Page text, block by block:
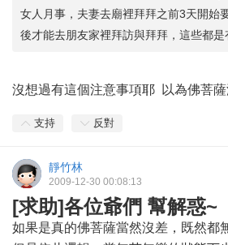
女人月事，夫妻去廟裡拜拜之前3天開始
後才能去朋友家裡拜訪與拜拜，這些都是
沒想過有這個注意事項耶 以為佛菩
支持 反對
靜竹林
2009-12-30 00:08:13
[求助]各位爺們 幫解惑~
如果是真的佛菩薩當然沒差，既然都